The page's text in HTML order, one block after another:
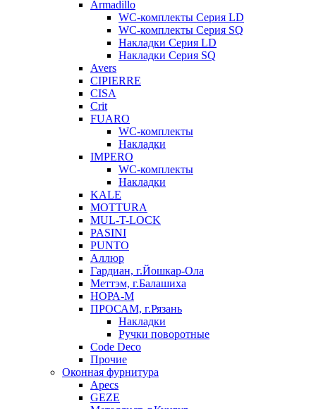
Armadillo
WC-комплекты Серия LD
WC-комплекты Серия SQ
Накладки Серия LD
Накладки Серия SQ
Avers
CIPIERRE
CISA
Crit
FUARO
WC-комплекты
Накладки
IMPERO
WC-комплекты
Накладки
KALE
MOTTURA
MUL-T-LOCK
PASINI
PUNTO
Аллюр
Гардиан, г.Йошкар-Ола
Меттэм, г.Балашиха
НОРА-М
ПРОСАМ, г.Рязань
Накладки
Ручки поворотные
Code Deco
Прочие
Оконная фурнитура
Apecs
GEZE